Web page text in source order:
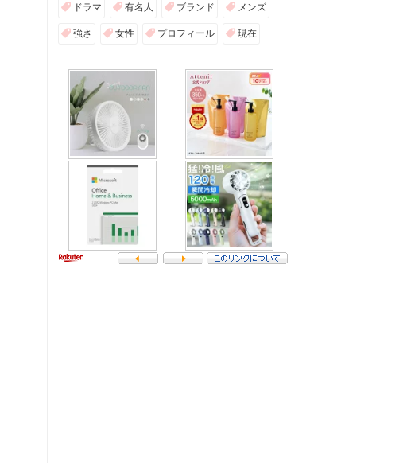
ドラマ 有名人 ブランド メンズ
強さ 女性 プロフィール 現在